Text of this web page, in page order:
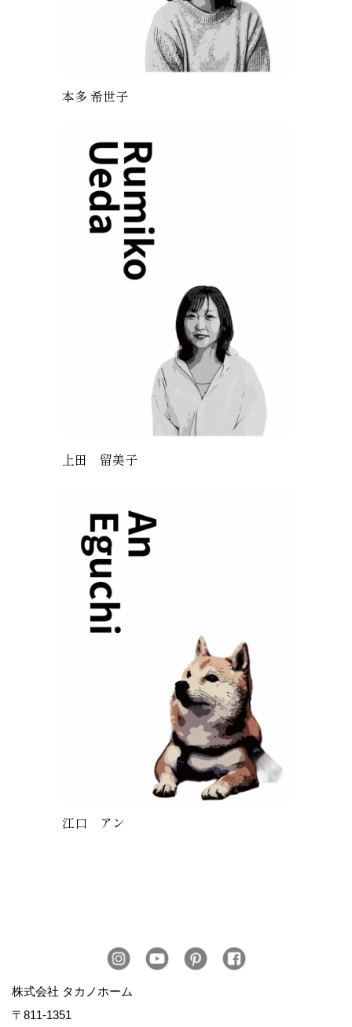
本多 希世子
上田 留美子
江口 アン
株式会社 タカノホーム
〒811-1351